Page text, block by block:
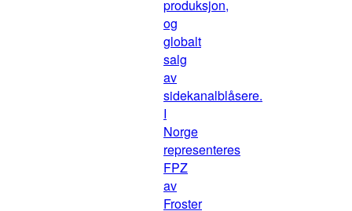
produksjon,
og
globalt
salg
av
sidekanalblåsere.
I
Norge
representeres
FPZ
av
Froster